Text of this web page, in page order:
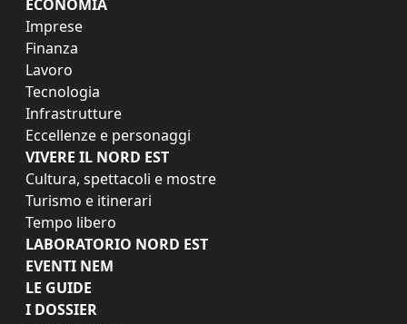
ECONOMIA
Imprese
Finanza
Lavoro
Tecnologia
Infrastrutture
Eccellenze e personaggi
VIVERE IL NORD EST
Cultura, spettacoli e mostre
Turismo e itinerari
Tempo libero
LABORATORIO NORD EST
EVENTI NEM
LE GUIDE
I DOSSIER